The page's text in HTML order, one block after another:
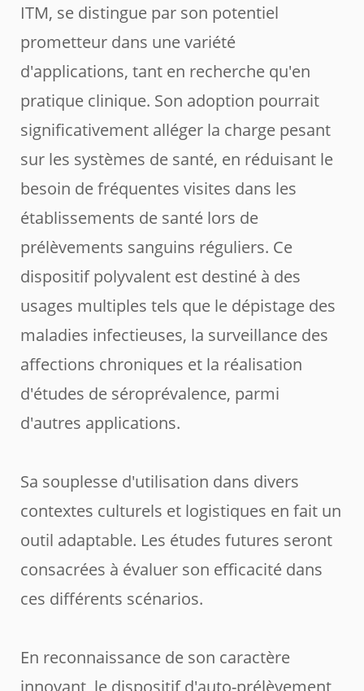
ITM, se distingue par son potentiel
prometteur dans une variété
d'applications, tant en recherche qu'en
pratique clinique. Son adoption pourrait
significativement alléger la charge pesant
sur les systèmes de santé, en réduisant le
besoin de fréquentes visites dans les
établissements de santé lors de
prélèvements sanguins réguliers. Ce
dispositif polyvalent est destiné à des
usages multiples tels que le dépistage des
maladies infectieuses, la surveillance des
affections chroniques et la réalisation
d'études de séroprévalence, parmi
d'autres applications.
Sa souplesse d'utilisation dans divers
contextes culturels et logistiques en fait un
outil adaptable. Les études futures seront
consacrées à évaluer son efficacité dans
ces différents scénarios.
En reconnaissance de son caractère
innovant, le dispositif d'auto-prélèvement